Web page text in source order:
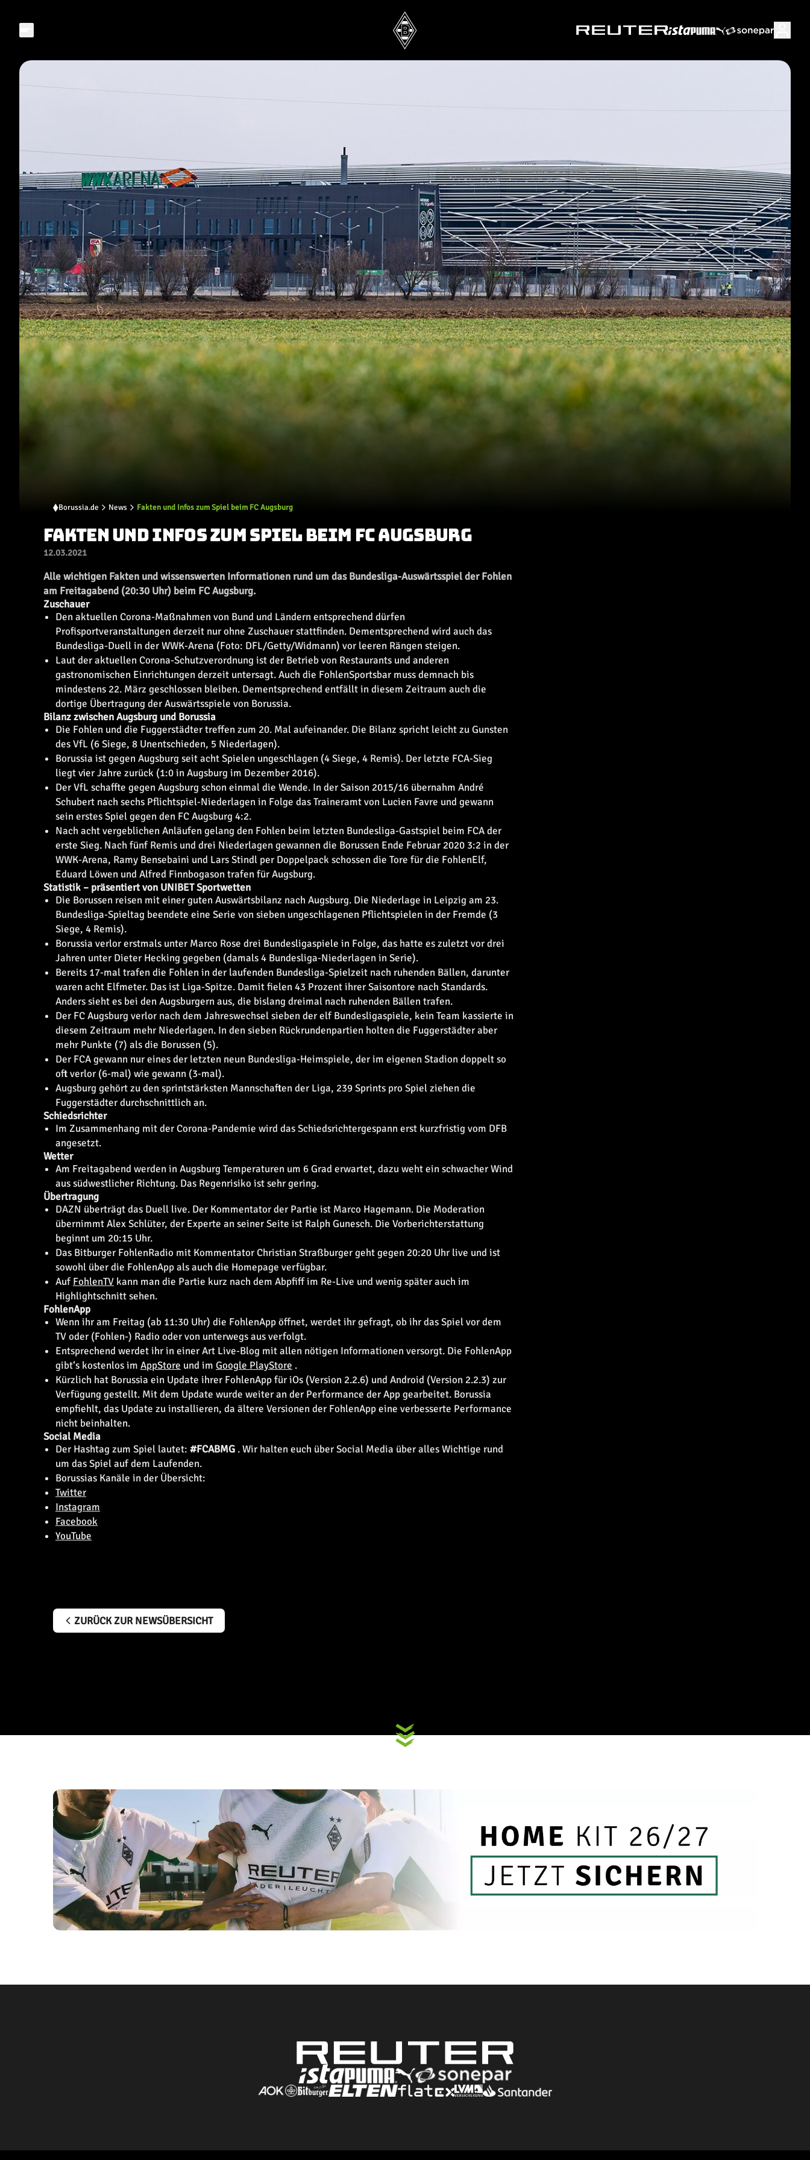
Borussia.de News Fakten und Infos zum Spiel beim FC Augsburg
FAKTEN UND INFOS ZUM SPIEL BEIM FC AUGSBURG
12.03.2021
Alle wichtigen Fakten und wissenswerten Informationen rund um das Bundesliga-Auswärtsspiel der Fohlen
am Freitagabend (20:30 Uhr) beim FC Augsburg.
Zuschauer
Den aktuellen Corona-Maßnahmen von Bund und Ländern entsprechend dürfen
Profisportveranstaltungen derzeit nur ohne Zuschauer stattfinden. Dementsprechend wird auch das
Bundesliga-Duell in der WWK-Arena (Foto: DFL/Getty/Widmann) vor leeren Rängen steigen.
Laut der aktuellen Corona-Schutzverordnung ist der Betrieb von Restaurants und anderen
gastronomischen Einrichtungen derzeit untersagt. Auch die FohlenSportsbar muss demnach bis
mindestens 22. März geschlossen bleiben. Dementsprechend entfällt in diesem Zeitraum auch die
dortige Übertragung der Auswärtsspiele von Borussia.
Bilanz zwischen Augsburg und Borussia
Die Fohlen und die Fuggerstädter treffen zum 20. Mal aufeinander. Die Bilanz spricht leicht zu Gunsten
des VfL (6 Siege, 8 Unentschieden, 5 Niederlagen).
Borussia ist gegen Augsburg seit acht Spielen ungeschlagen (4 Siege, 4 Remis). Der letzte FCA-Sieg
liegt vier Jahre zurück (1:0 in Augsburg im Dezember 2016).
Der VfL schaffte gegen Augsburg schon einmal die Wende. In der Saison 2015/16 übernahm André
Schubert nach sechs Pflichtspiel-Niederlagen in Folge das Traineramt von Lucien Favre und gewann
sein erstes Spiel gegen den FC Augsburg 4:2.
Nach acht vergeblichen Anläufen gelang den Fohlen beim letzten Bundesliga-Gastspiel beim FCA der
erste Sieg. Nach fünf Remis und drei Niederlagen gewannen die Borussen Ende Februar 2020 3:2 in der
WWK-Arena, Ramy Bensebaini und Lars Stindl per Doppelpack schossen die Tore für die FohlenElf,
Eduard Löwen und Alfred Finnbogason trafen für Augsburg.
Statistik – präsentiert von UNIBET Sportwetten
Die Borussen reisen mit einer guten Auswärtsbilanz nach Augsburg. Die Niederlage in Leipzig am 23.
Bundesliga-Spieltag beendete eine Serie von sieben ungeschlagenen Pflichtspielen in der Fremde (3
Siege, 4 Remis).
Borussia verlor erstmals unter Marco Rose drei Bundesligaspiele in Folge, das hatte es zuletzt vor drei
Jahren unter Dieter Hecking gegeben (damals 4 Bundesliga-Niederlagen in Serie).
Bereits 17-mal trafen die Fohlen in der laufenden Bundesliga-Spielzeit nach ruhenden Bällen, darunter
waren acht Elfmeter. Das ist Liga-Spitze. Damit fielen 43 Prozent ihrer Saisontore nach Standards.
Anders sieht es bei den Augsburgern aus, die bislang dreimal nach ruhenden Bällen trafen.
Der FC Augsburg verlor nach dem Jahreswechsel sieben der elf Bundesligaspiele, kein Team kassierte in
diesem Zeitraum mehr Niederlagen. In den sieben Rückrundenpartien holten die Fuggerstädter aber
mehr Punkte (7) als die Borussen (5).
Der FCA gewann nur eines der letzten neun Bundesliga-Heimspiele, der im eigenen Stadion doppelt so
oft verlor (6-mal) wie gewann (3-mal).
Augsburg gehört zu den sprintstärksten Mannschaften der Liga, 239 Sprints pro Spiel ziehen die
Fuggerstädter durchschnittlich an.
Schiedsrichter
Im Zusammenhang mit der Corona-Pandemie wird das Schiedsrichtergespann erst kurzfristig vom DFB
angesetzt.
Wetter
Am Freitagabend werden in Augsburg Temperaturen um 6 Grad erwartet, dazu weht ein schwacher Wind
aus südwestlicher Richtung. Das Regenrisiko ist sehr gering.
Übertragung
DAZN überträgt das Duell live. Der Kommentator der Partie ist Marco Hagemann. Die Moderation
übernimmt Alex Schlüter, der Experte an seiner Seite ist Ralph Gunesch. Die Vorberichterstattung
beginnt um 20:15 Uhr.
Das Bitburger FohlenRadio mit Kommentator Christian Straßburger geht gegen 20:20 Uhr live und ist
sowohl über die FohlenApp als auch die Homepage verfügbar.
Auf FohlenTV kann man die Partie kurz nach dem Abpfiff im Re-Live und wenig später auch im
Highlightschnitt sehen.
FohlenApp
Wenn ihr am Freitag (ab 11:30 Uhr) die FohlenApp öffnet, werdet ihr gefragt, ob ihr das Spiel vor dem
TV oder (Fohlen-) Radio oder von unterwegs aus verfolgt.
Entsprechend werdet ihr in einer Art Live-Blog mit allen nötigen Informationen versorgt. Die FohlenApp
gibt‘s kostenlos im AppStore und im Google PlayStore .
Kürzlich hat Borussia ein Update ihrer FohlenApp für iOs (Version 2.2.6) und Android (Version 2.2.3) zur
Verfügung gestellt. Mit dem Update wurde weiter an der Performance der App gearbeitet. Borussia
empfiehlt, das Update zu installieren, da ältere Versionen der FohlenApp eine verbesserte Performance
nicht beinhalten.
Social Media
Der Hashtag zum Spiel lautet: #FCABMG . Wir halten euch über Social Media über alles Wichtige rund
um das Spiel auf dem Laufenden.
Borussias Kanäle in der Übersicht:
Twitter
Instagram
Facebook
YouTube
ZURÜCK ZUR NEWSÜBERSICHT